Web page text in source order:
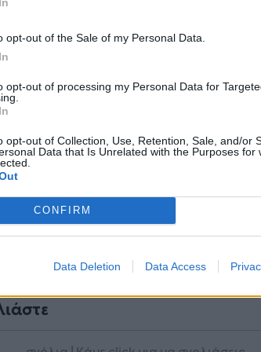
opt-out of the Sale of my Personal Data.
opt-out of processing my Personal Data for
opt-out of Collection, Use, Retention, Sale, and/or
Data that Is Unrelated with the Purposes for
CONFIRM
Data Deletion Data Access
Ακολουθήστε το
όλα τα επιχειρηματικά νέα
Δείτε όλες τις τελευταίες